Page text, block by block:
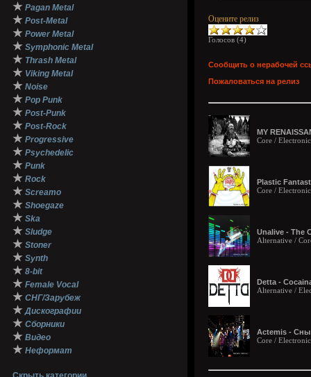
★ Pagan Metal
★ Post-Metal
★ Power Metal
★ Symphonic Metal
★ Thrash Metal
★ Viking Metal
★ Noise
★ Pop Punk
★ Post-Punk
★ Post-Rock
★ Progressive
★ Psychedelic
★ Punk
★ Rock
★ Screamo
★ Shoegaze
★ Ska
★ Sludge
★ Stoner
★ Synth
★ 8-bit
★ Female Vocal
★ СНГ/Зарубеж
★ Дискографии
★ Сборники
★ Видео
★ Неформат
Оцените релиз
Голосов (4)
Сообщить о нерабочей
Пожаловаться на релиз
MY
Core /
Plastic
Core /
Unalive - The
Alternative /
Detta -
Alternative /
Actemis - Сны
Core /